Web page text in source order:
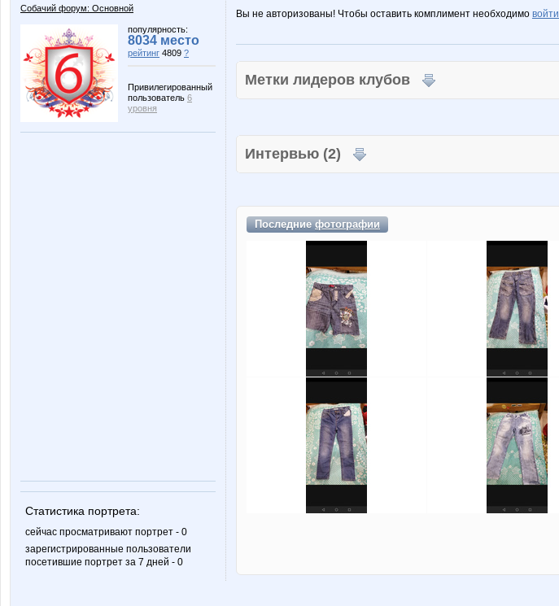
Собачий форум: Основной
популярность:
8034 место
рейтинг 4809 ?
Привилегированный
пользователь 6
уровня
Статистика портрета:
сейчас просматривают портрет - 0
зарегистрированные пользователи
посетившие портрет за 7 дней - 0
Вы не авторизованы! Чтобы оставить комплимент необходимо войти
Метки лидеров клубов
Интервью (2)
Последниефотографии